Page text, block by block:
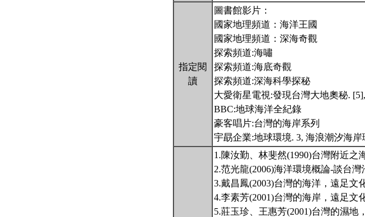
指定閱
讀
圖書館影片：
國家地理頻道：海洋王國
國家地理頻道：深海奇觀
探索頻道:海嘯
探索頻道:海底奇觀
探索頻道:深海科學探秘
大愛衛星電視:發現台灣大地奧秘.
BBC:地球海洋全紀錄
豪客唱片:台灣的海岸系列
宇勗企業:地球環境. 3, 海浪潮汐海岸
1.陳汝勤、林斐然(1990)台灣附近
2.范光龍(2006)海洋環境概論-談台灣
3.戴昌鳳(2003)台灣的海洋，遠足文
4.李素芳(2001)台灣的海岸，遠足文
5.莊玉珍、王惠芳(2001)台灣的濕地